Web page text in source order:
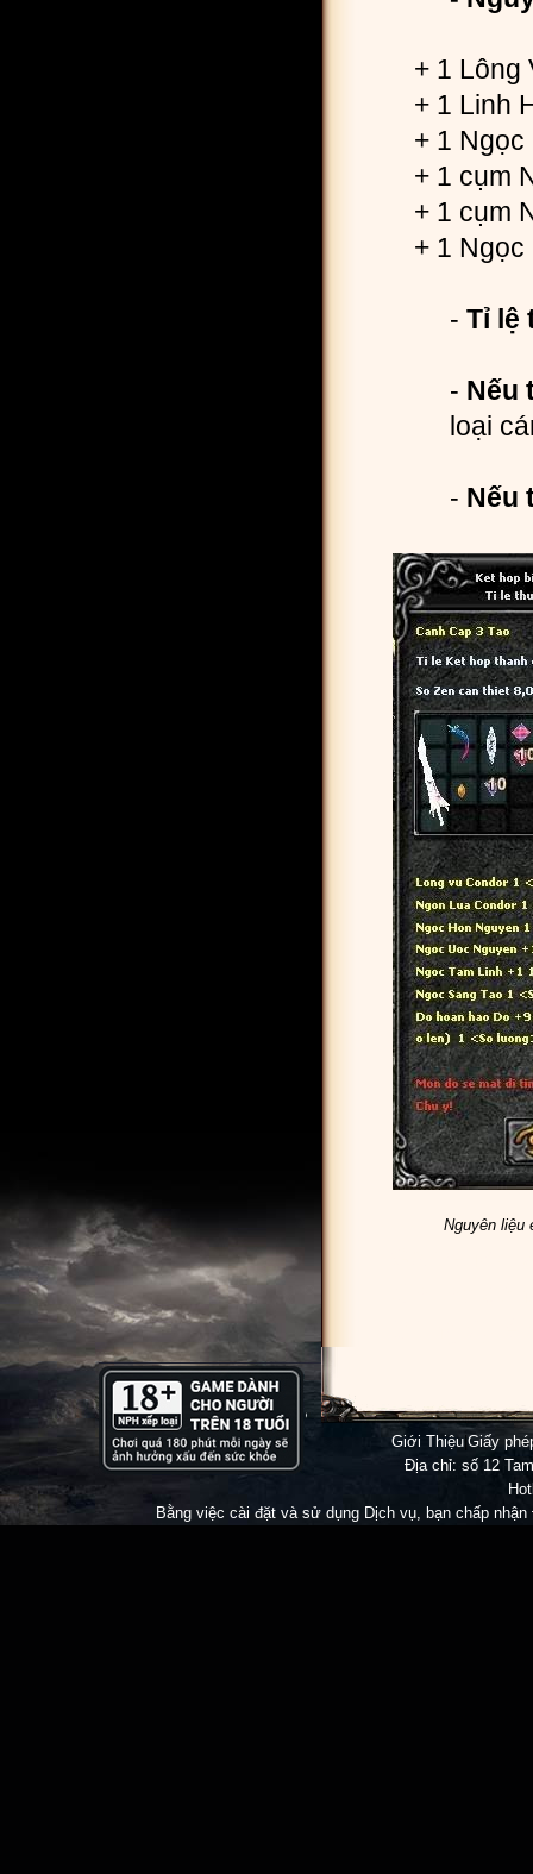
+ 1 Lông
+ 1 Linh
+ 1 Ngọc
+ 1 cụm
+ 1 cụm
+ 1
- Tỉ lệ
- Nếu
loại
- Nếu
Nguyên liệu
Giới Thiệu| Giấy
Địa chỉ: số 12
Bằng việc cài đặt và sử dụng Dịch vụ, bạn chấp nhận